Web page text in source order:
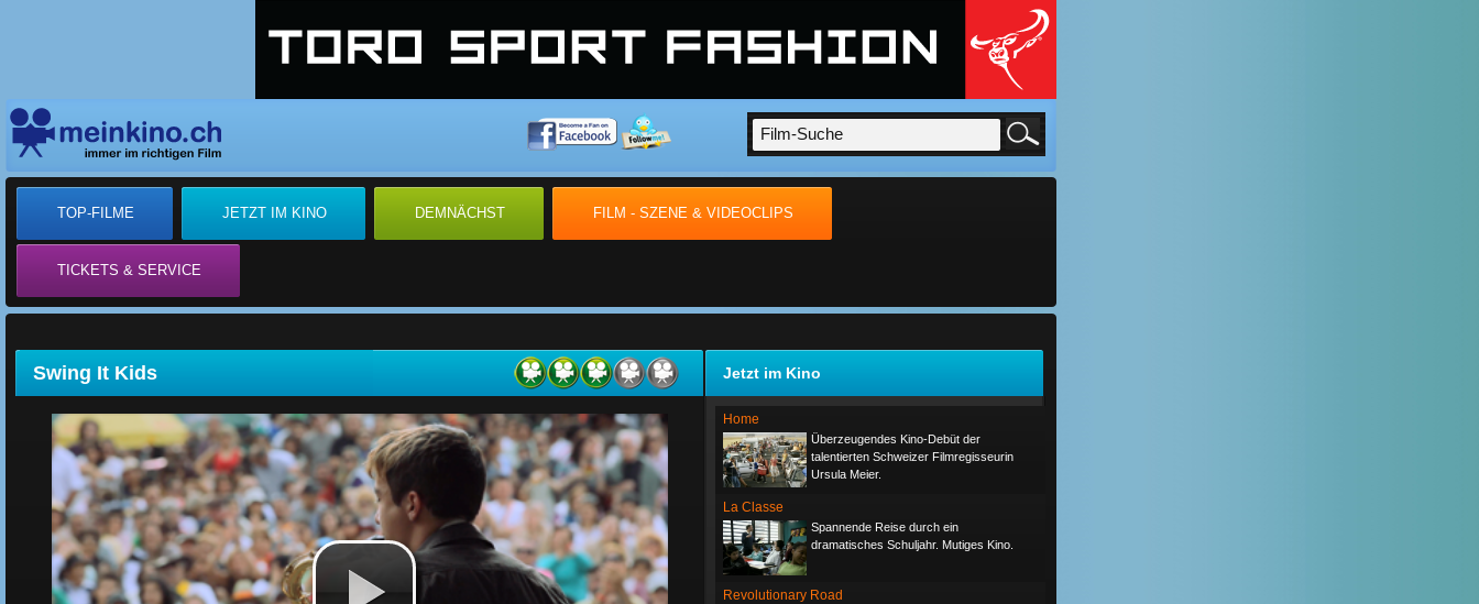
TOP-FILME JETZT IM KINO DEMNÄCHST FILM - SZENE & VIDEOCLIPS
TICKETS & SERVICE
Jetzt im Kino
Home
Überzeugendes Kino-Debüt der
talentierten Schweizer Filmregisseurin
Ursula Meier.
La Classe
Spannende Reise durch ein
dramatisches Schuljahr. Mutiges Kino.
Revolutionary Road
Swing It Kids